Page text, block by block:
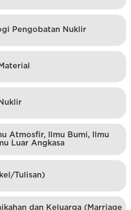
Pengobatan Nuklir
Atmosfir, Ilmu Bumi, Ilmu
Luar Angkasa
Tulisan)
dan Keluarga (Marriage